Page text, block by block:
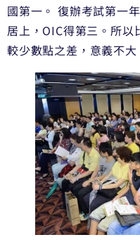
國第一。 復辦考試第一
居上，OIC得第三。所
較少數點之差，意義不大